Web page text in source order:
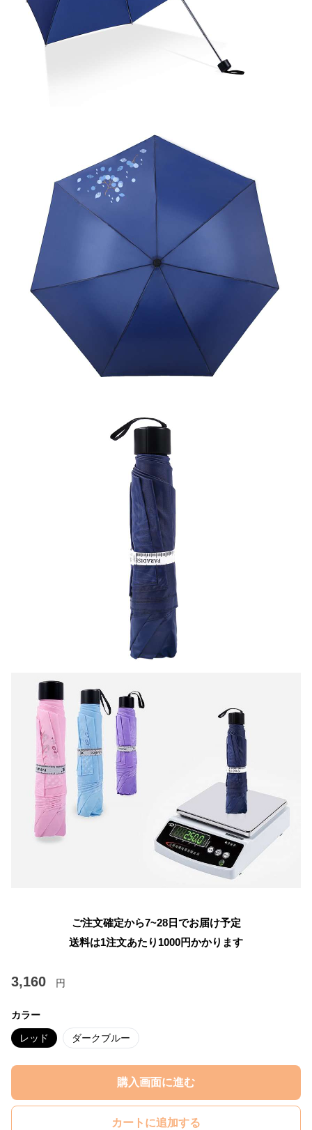
ご注文確定から7~28日でお届け予定
送料は1注文あたり 1000円かかります
3,160 円
カラー
レッド ダークブルー
購入画面に進む
カートに追加する